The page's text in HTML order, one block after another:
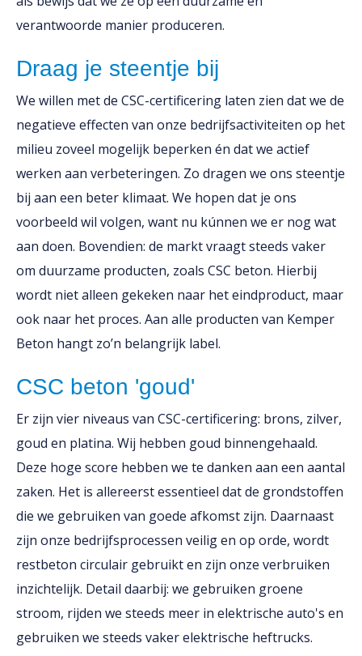
verantwoorde manier produceren.
Draag je steentje bij
We willen met de CSC-certificering laten zien dat we de
negatieve effecten van onze bedrijfsactiviteiten op het
milieu zoveel mogelijk beperken én dat we actief
werken aan verbeteringen. Zo dragen we ons steentje
bij aan een beter klimaat. We hopen dat je ons
voorbeeld wil volgen, want nu kúnnen we er nog wat
aan doen. Bovendien: de markt vraagt steeds vaker
om duurzame producten, zoals CSC beton. Hierbij
wordt niet alleen gekeken naar het eindproduct, maar
ook naar het proces. Aan alle producten van Kemper
Beton hangt zo’n belangrijk label.
CSC beton 'goud'
Er zijn vier niveaus van CSC-certificering: brons, zilver,
goud en platina. Wij hebben goud binnengehaald.
Deze hoge score hebben we te danken aan een aantal
zaken. Het is allereerst essentieel dat de grondstoffen
die we gebruiken van goede afkomst zijn. Daarnaast
zijn onze bedrijfsprocessen veilig en op orde, wordt
restbeton circulair gebruikt en zijn onze verbruiken
inzichtelijk. Detail daarbij: we gebruiken groene
stroom, rijden we steeds meer in elektrische auto's en
gebruiken we steeds vaker elektrische heftrucks.